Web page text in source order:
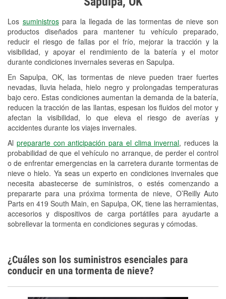
Los suministrospara la llegada de las tormentas de nieve son
productos diseñados para mantener tu vehículo preparado,
reducir el riesgo de fallas por el frío, mejorar la tracción y la
visibilidad, y apoyar el rendimiento de la batería y el motor
durante condiciones invernales severas en Sapulpa.
En Sapulpa, OK, las tormentas de nieve pueden traer fuertes
nevadas, lluvia helada, hielo negro y prolongadas temperaturas
bajo cero. Estas condiciones aumentan la demanda de la batería,
reducen la tracción de las llantas, espesan los fluidos del motor y
afectan la visibilidad, lo que eleva el riesgo de averías y
accidentes durante los viajes invernales.
Al prepararte con anticipación para el clima invernal, reduces la
probabilidad de que el vehículo no arranque, de perder el control
o de enfrentar emergencias en la carretera durante tormentas de
nieve o hielo. Ya seas un experto en condiciones invernales que
necesita abastecerse de suministros, o estés comenzando a
prepararte para una próxima tormenta de nieve, O’Reilly Auto
Parts en 419 South Main, en Sapulpa, OK, tiene las herramientas,
accesorios y dispositivos de carga portátiles para ayudarte a
sobrellevar la tormenta en condiciones seguras y cómodas.
Revisión de la luz "Check Engine"
Reciclaje de baterías y aceite
Instalación de bombillas de faros
Instalación de limpiaparabrisas
Programa de Préstamo de
Herramientas
Mezcla de pinturas
Rectificación de tambores y discos de
freno
Mangueras hidráulicas a la medida
Snowstorm Supplies
Tornado Supplies
Conoce más
¿Cuáles son los suministros esenciales para
conducir en una tormenta de nieve?